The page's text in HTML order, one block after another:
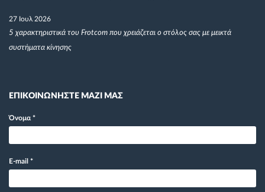
27 Ιουλ 2026
5 χαρακτηριστικά του Frotcom που χρειάζεται ο στόλος σας με μεικτά
συστήματα κίνησης
ΕΠΙΚΟΙΝΩΝΗΣΤΕ ΜΑΖΙ ΜΑΣ
Όνομα *
E-mail *